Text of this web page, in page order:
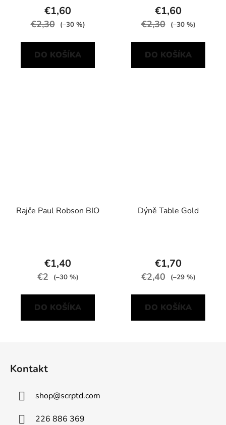
€1,60
€2,30 (–30 %)
DO KOŠÍKA
€1,60
€2,30 (–30 %)
DO KOŠÍKA
Rajče Paul Robson BIO
€1,40
€2 (–30 %)
DO KOŠÍKA
Dýně Table Gold
€1,70
€2,40 (–29 %)
DO KOŠÍKA
Kontakt
shop@scrptd.com
226 886 369